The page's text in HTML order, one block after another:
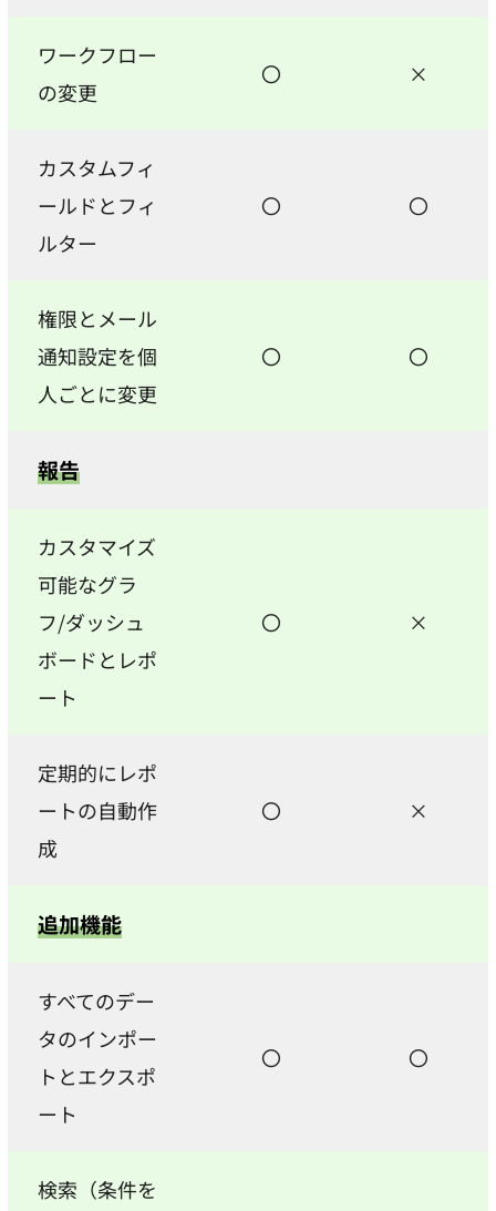
ワークフロー
の変更
〇 ×
カスタムフィ
ールドとフィ
ルター
〇 〇
権限とメール
通知設定を個
人ごとに変更
〇 〇
報告
カスタマイズ
可能なグラ
フ/ダッシュ
ボードとレポ
ート
〇 ×
定期的にレポ
ートの自動作
成
〇 ×
追加機能
すべてのデー
タのインポー
トとエクスポ
ート
〇 〇
検索（条件を